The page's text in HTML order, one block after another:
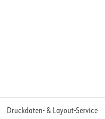
Druckdaten- & Layout-Service